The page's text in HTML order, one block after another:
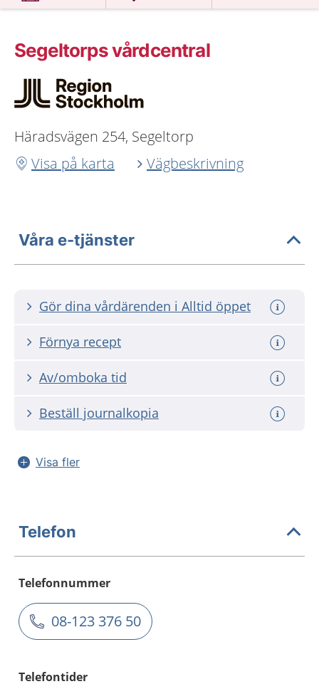
Segeltorps vårdcentral
Häradsvägen 254, Segeltorp
Visa på karta
Vägbeskrivning
Våra e-tjänster
Gör dina vårdärenden i Alltid öppet
Förnya recept
Av/omboka tid
Beställ journalkopia
Visa fler
Telefon
Telefonnummer
08-123 376 50
Telefontider